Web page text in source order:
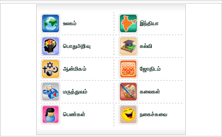
உலகம்
பொதுஅறிவு
ஆன்மிகம்
மருத்துவம்
பெண்கள்
இந்தியா
கல்வி
ஜோதிடம்
கலைகள்
நகைச்சுவை